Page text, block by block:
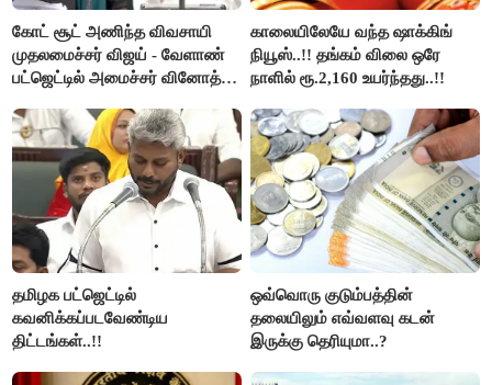
கோட் சூட் அணிந்த விவசாயி
முதலமைச்சர் விஜய் - வேளாண்
பட்ஜெட்டில் அமைச்சர் வினோத்
காலையிலேயே வந்த ஷாக்கிங்
நியூஸ்..!! தங்கம் விலை ஒரே
நாளில் ரூ.2,160 உயர்ந்தது..!!
தமிழக பட்ஜெட்டில்
கவனிக்கப்படவேண்டிய
திட்டங்கள்..!!
ஒவ்வொரு குடும்பத்தின்
தலையிலும் எவ்வளவு கடன்
இருக்கு தெரியுமா..?